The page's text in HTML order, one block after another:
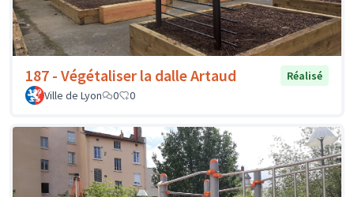
187 - Végétaliser la dalle Artaud
Réalisé
Ville de Lyon
0 0